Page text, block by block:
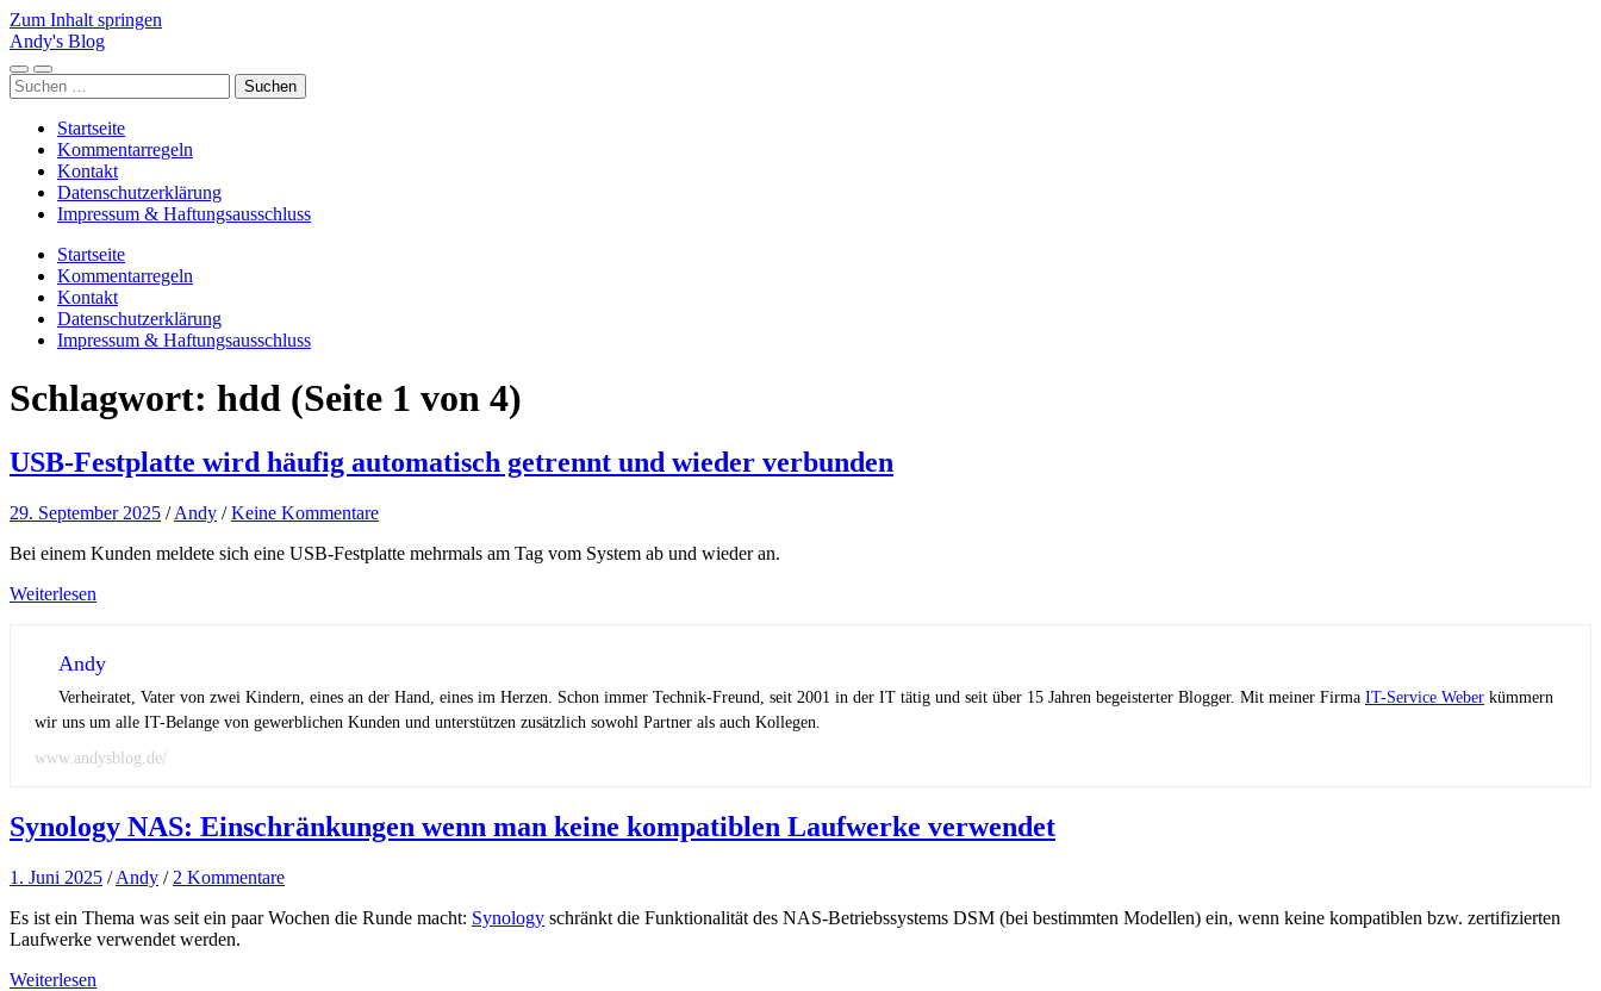
Zum Inhalt springen
Andy's Blog
Mobile-
Menü
Suchfeld
ein-/ausblenden
Suchen
nach:
Startseite
Kommentarregeln
Kontakt
Datenschutzerklärung
Impressum & Haftungsausschluss
Startseite
Kommentarregeln
Kontakt
Datenschutzerklärung
Impressum & Haftungsausschluss
Schlagwort: hdd (Seite 1 von 4)
USB-Festplatte wird häufig automatisch getrennt und wieder verbunden
29. September 2025 /Andy /Keine Kommentare
Bei einem Kunden meldete sich eine USB-Festplatte mehrmals am Tag vom System ab und wieder an.
Weiterlesen
Andy
Verheiratet, Vater von zwei Kindern, eines an der Hand, eines im Herzen. Schon immer Technik-Freund, seit 2001 in der IT tätig und seit über 15 Jahren begeisterter Blogger. Mit meiner Firma IT-Service Weber kümmern
wir uns um alle IT-Belange von gewerblichen Kunden und unterstützen zusätzlich sowohl Partner als auch Kollegen.
www.andysblog.de/
Synology NAS: Einschränkungen wenn man keine kompatiblen Laufwerke verwendet
1. Juni 2025 /Andy / 2 Kommentare
Es ist ein Thema was seit ein paar Wochen die Runde macht: Synology schränkt die Funktionalität des NAS-Betriebssystems DSM (bei bestimmten Modellen) ein, wenn keine kompatiblen bzw. zertifizierten
Laufwerke verwendet werden.
Weiterlesen